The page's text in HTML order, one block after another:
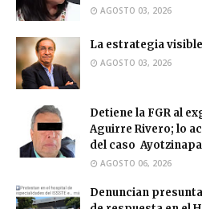
AGOSTO 03, 2026
La estrategia
AGOSTO 03, 2026
Detiene la FGR al
Aguirre Rivero; lo
del caso Ayotzinapa
AGOSTO 06, 2026
Denuncian